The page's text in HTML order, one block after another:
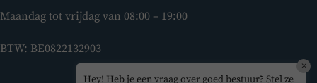
Maandag tot vrijdag van 08:00 – 19:00
BTW: BE0822132903
Hey! Heb je een vraag over goed bestuur? Stel ze
×